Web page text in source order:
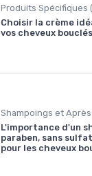
Choisir la crème
vos cheveux
L'importance d'un
paraben, sans
pour les cheveux